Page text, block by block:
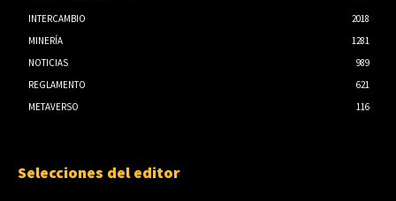
INTERCAMBIO
2018
MINERÍA
1281
NOTICIAS
989
REGLAMENTO
621
METAVERSO
116
Selecciones del editor